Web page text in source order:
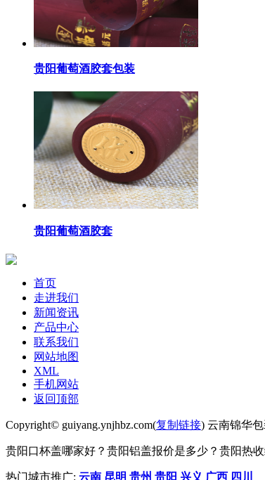
贵阳葡萄酒胶套包装
贵阳葡萄酒胶套
首页
走进我们
新闻资讯
产品中心
联系我们
网站地图
XML
手机网站
返回顶部
Copyright© guiyang.ynjhbz.com(复制链接) 云南锦华
贵阳口杯盖哪家好？贵阳铝盖报价是多少？贵阳热
热门城市推广: 云南 昆明 贵州 贵阳 兴义 广西 四川